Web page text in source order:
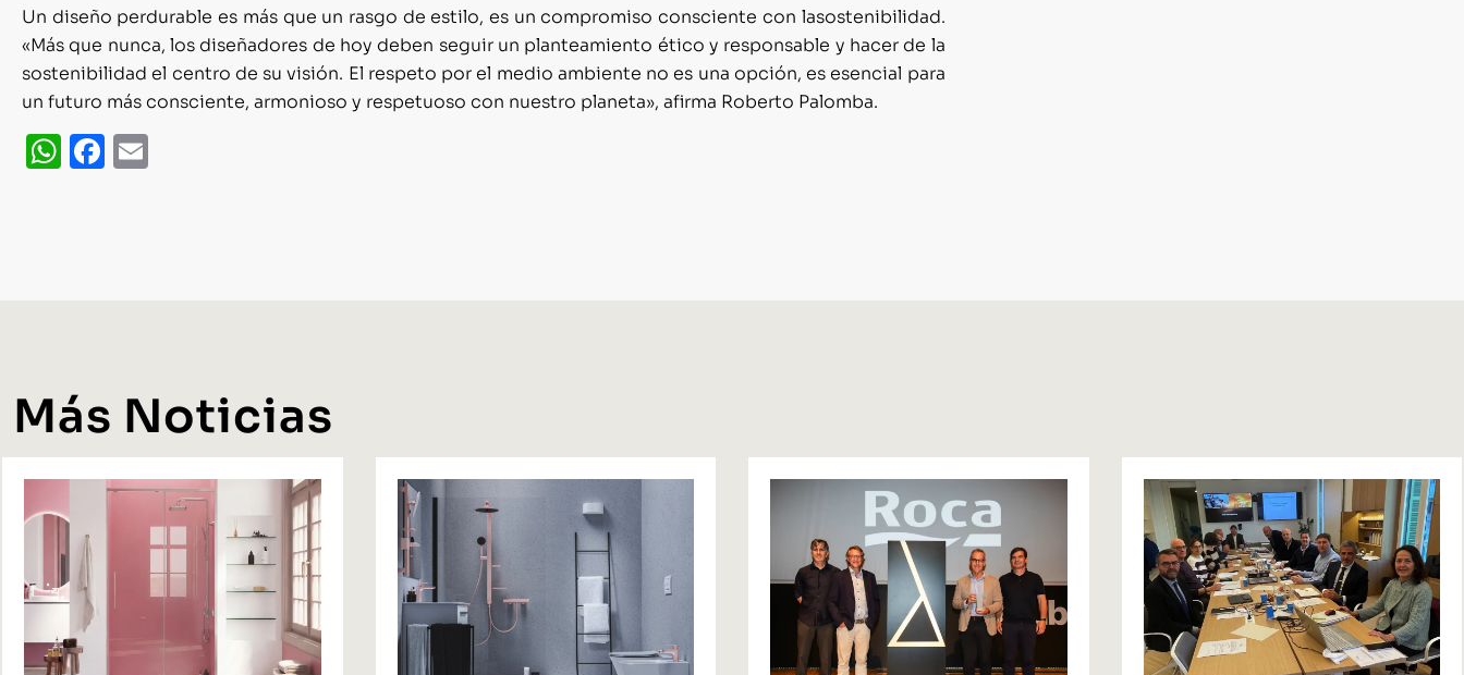
Un diseño perdurable es más que un rasgo de estilo, es un compromiso consciente con lasostenibilidad.
«Más que nunca, los diseñadores de hoy deben seguir un planteamiento ético y responsable y hacer de la
sostenibilidad el centro de su visión. El respeto por el medio ambiente no es una opción, es esencial para
un futuro más consciente, armonioso y respetuoso con nuestro planeta», afirma Roberto Palomba.
WhatsApp
Facebook
Más Noticias